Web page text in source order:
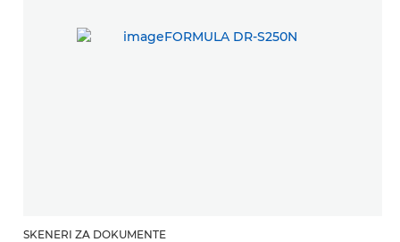
SKENERI ZA DOKUMENTE